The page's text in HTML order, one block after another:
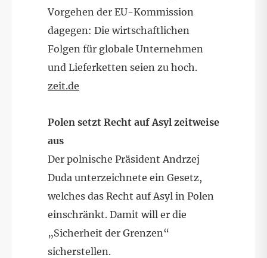
Vorgehen der EU-Kommission
dagegen: Die wirtschaftlichen
Folgen für globale Unternehmen
und Lieferketten seien zu hoch.
zeit.de
Polen setzt Recht auf Asyl zeitweise
aus
Der polnische Präsident Andrzej
Duda unterzeichnete ein Gesetz,
welches das Recht auf Asyl in Polen
einschränkt. Damit will er die
„Sicherheit der Grenzen“
sicherstellen.